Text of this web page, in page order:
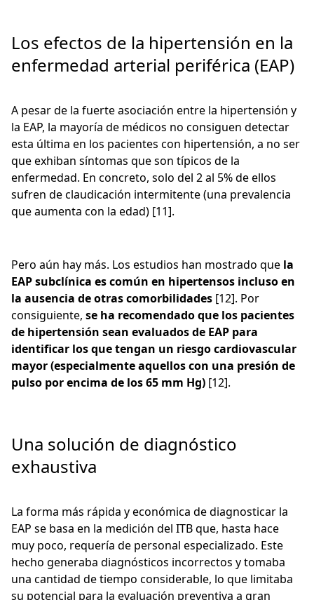
Los efectos de la hipertensión en la
enfermedad arterial periférica (EAP)
A pesar de la fuerte asociación entre la hipertensión y
la EAP, la mayoría de médicos no consiguen detectar
esta última en los pacientes con hipertensión, a no ser
que exhiban síntomas que son típicos de la
enfermedad. En concreto, solo del 2 al 5% de ellos
sufren de claudicación intermitente (una prevalencia
que aumenta con la edad) [11].
Pero aún hay más. Los estudios han mostrado que la
EAP subclínica es común en hipertensos incluso en
la ausencia de otras comorbilidades [12]. Por
consiguiente, se ha recomendado que los pacientes
de hipertensión sean evaluados de EAP para
identificar los que tengan un riesgo cardiovascular
mayor (especialmente aquellos con una presión de
pulso por encima de los 65 mm Hg) [12].
Una solución de diagnóstico
exhaustiva
La forma más rápida y económica de diagnosticar la
EAP se basa en la medición del ITB que, hasta hace
muy poco, requería de personal especializado. Este
hecho generaba diagnósticos incorrectos y tomaba
una cantidad de tiempo considerable, lo que limitaba
su potencial para la evaluación preventiva a gran